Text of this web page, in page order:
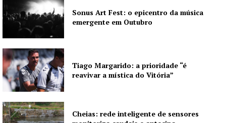
Sonus Art Fest: o epicentro da música
emergente em Outubro
Tiago Margarido: a prioridade “é
reavivar a mística do Vitória”
Cheias: rede inteligente de sensores